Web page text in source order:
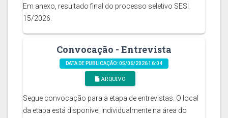
Em anexo, resultado final do processo seletivo SESI
15/2026.
Convocação - Entrevista
DATA DE PUBLICAÇÃO: 05/06/2026 16:04
ARQUIVO
Segue convocação para a etapa de entrevistas. O local
da etapa está disponível individualmente na área do